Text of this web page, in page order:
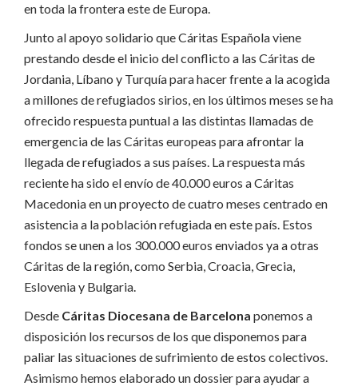
en toda la frontera este de Europa.
Junto al apoyo solidario que Cáritas Española viene
prestando desde el inicio del conflicto a las Cáritas de
Jordania, Líbano y Turquía para hacer frente a la acogida
a millones de refugiados sirios, en los últimos meses se ha
ofrecido respuesta puntual a las distintas llamadas de
emergencia de las Cáritas europeas para afrontar la
llegada de refugiados a sus países. La respuesta más
reciente ha sido el envío de 40.000 euros a Cáritas
Macedonia en un proyecto de cuatro meses centrado en
asistencia a la población refugiada en este país. Estos
fondos se unen a los 300.000 euros enviados ya a otras
Cáritas de la región, como Serbia, Croacia, Grecia,
Eslovenia y Bulgaria.
Desde Cáritas Diocesana de Barcelona ponemos a
disposición los recursos de los que disponemos para
paliar las situaciones de sufrimiento de estos colectivos.
Asimismo hemos elaborado un dossier para ayudar a